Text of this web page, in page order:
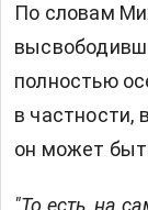
По словам
полностью
в частности,
он может